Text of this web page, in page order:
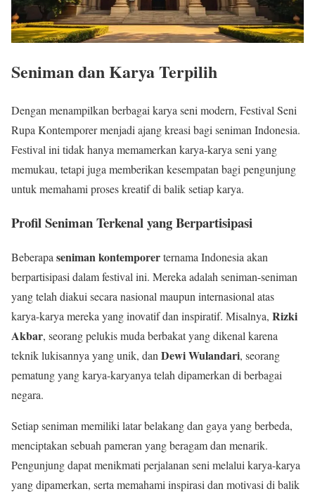
Seniman dan Karya Terpilih
Dengan menampilkan berbagai karya seni modern, Festival Seni
Rupa Kontemporer menjadi ajang kreasi bagi seniman Indonesia.
Festival ini tidak hanya memamerkan karya-karya seni yang
memukau, tetapi juga memberikan kesempatan bagi pengunjung
untuk memahami proses kreatif di balik setiap karya.
Profil Seniman Terkenal yang Berpartisipasi
Beberapa seniman kontemporerternama Indonesia akan
berpartisipasi dalam festival ini. Mereka adalah seniman-seniman
yang telah diakui secara nasional maupun internasional atas
karya-karya mereka yang inovatif dan inspiratif. Misalnya, Rizki
Akbar, seorang pelukis muda berbakat yang dikenal karena
teknik lukisannya yang unik, dan Dewi Wulandari, seorang
pematung yang karya-karyanya telah dipamerkan di berbagai
negara.
Setiap seniman memiliki latar belakang dan gaya yang berbeda,
menciptakan sebuah pameran yang beragam dan menarik.
Pengunjung dapat menikmati perjalanan seni melalui karya-karya
yang dipamerkan, serta memahami inspirasi dan motivasi di balik